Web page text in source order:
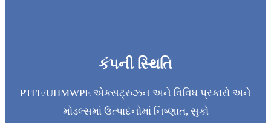
કંપની સ્થિતિ
PTFE/UHMWPE એક્સટ્રુઝન અને વિવિધ પ્રકારો અને
મોડલ્સમાં ઉત્પાદનોમાં નિષ્ણાત, સુકો